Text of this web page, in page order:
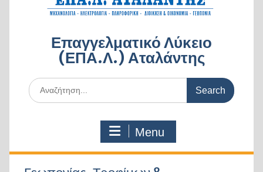
Επαγγελματικό Λύκειο
(ΕΠΑ.Λ.) Αταλάντης
Search
for:
Menu